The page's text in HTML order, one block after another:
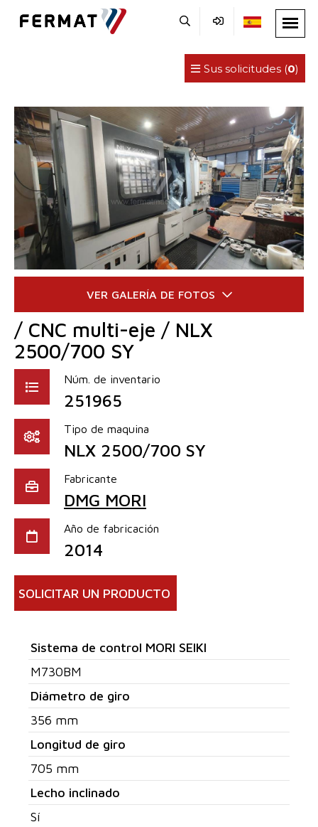
Sus solicitudes (0)
/ CNC multi-eje / NLX
2500/700 SY
Núm. de inventario
251965
Tipo de maquina
NLX 2500/700 SY
Fabricante
DMG MORI
Año de fabricación
2014
SOLICITAR UN PRODUCTO
Sistema de control MORI SEIKI
M730BM
Diámetro de giro
356 mm
Longitud de giro
705 mm
Lecho inclinado
Sí